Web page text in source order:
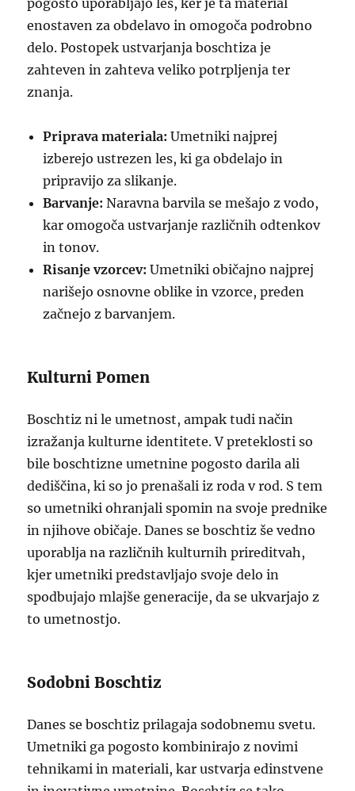
pogosto uporabljajo les, ker je ta material
enostaven za obdelavo in omogoča podrobno
delo. Postopek ustvarjanja boschtiza je
zahteven in zahteva veliko potrpljenja ter
znanja.
Priprava materiala: Umetniki najprej
izberejo ustrezen les, ki ga obdelajo in
pripravijo za slikanje.
Barvanje: Naravna barvila se mešajo z vodo,
kar omogoča ustvarjanje različnih odtenkov
in tonov.
Risanje vzorcev: Umetniki običajno najprej
narišejo osnovne oblike in vzorce, preden
začnejo z barvanjem.
Kulturni Pomen
Boschtiz ni le umetnost, ampak tudi način
izražanja kulturne identitete. V preteklosti so
bile boschtizne umetnine pogosto darila ali
dediščina, ki so jo prenašali iz roda v rod. S tem
so umetniki ohranjali spomin na svoje prednike
in njihove običaje. Danes se boschtiz še vedno
uporablja na različnih kulturnih prireditvah,
kjer umetniki predstavljajo svoje delo in
spodbujajo mlajše generacije, da se ukvarjajo z
to umetnostjo.
Sodobni Boschtiz
Danes se boschtiz prilagaja sodobnemu svetu.
Umetniki ga pogosto kombinirajo z novimi
tehnikami in materiali, kar ustvarja edinstvene